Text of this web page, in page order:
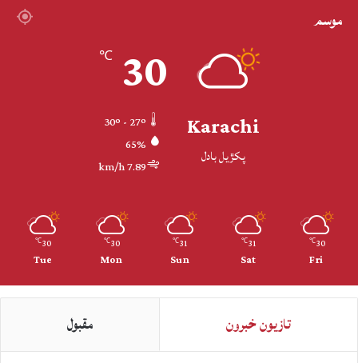
موسم
Karachi
پکڙيل بادل
30
℃
65%
7.89 km/h
30
℃
Fri
31
℃
Sat
31
℃
Sun
30
℃
Mon
30
℃
Tue
تازيون خبرون مقبول